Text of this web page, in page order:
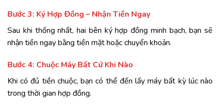
Bước3: Ký HợpĐồng – Nhận Tiền Ngay
Sau khi thốngnhất, hai bên kýhợp đồng minh bạch,bạn sẽ
nhận tiền ngaybằng tiền mặthoặcchuyển khoản.
Bước 4: Chuộc Máy Bất CứKhi Nào
Khicóđủ tiền chuộc,bạncó thể đến lấymáybất kỳ lúcnào
trong thời gian hợp đồng.